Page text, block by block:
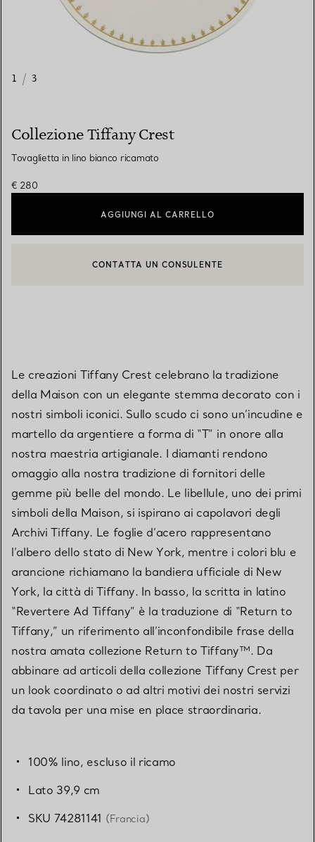
1 / 3
Collezione Tiffany Crest
Tovaglietta in lino bianco ricamato
€ 280
AGGIUNGI AL CARRELLO
CONTATTA UN CONSULENTE CLIENTI O PRENOTA UN
CONTATTA UN CONSULENTE
Le creazioni Tiffany Crest celebrano la tradizione
della Maison con un elegante stemma decorato con i
nostri simboli iconici. Sullo scudo ci sono un’incudine e
martello da argentiere a forma di “T” in onore alla
nostra maestria artigianale. I diamanti rendono
omaggio alla nostra tradizione di fornitori delle
gemme più belle del mondo. Le libellule, uno dei primi
simboli della Maison, si ispirano ai capolavori degli
Archivi Tiffany. Le foglie d’acero rappresentano
l’albero dello stato di New York, mentre i colori blu e
arancione richiamano la bandiera ufficiale di New
York, la città di Tiffany. In basso, la scritta in latino
“Revertere Ad Tiffany” è la traduzione di “Return to
Tiffany,” un riferimento all’inconfondibile frase della
nostra amata collezione Return to Tiffany™. Da
abbinare ad articoli della collezione Tiffany Crest per
un look coordinato o ad altri motivi dei nostri servizi
da tavola per una mise en place straordinaria.
100% lino, escluso il ricamo
Lato 39,9 cm
SKU 74281141 (Francia)